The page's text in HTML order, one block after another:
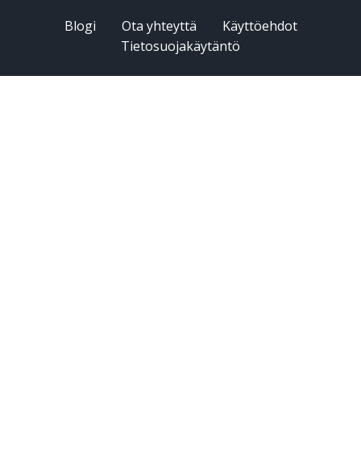
Blogi
Ota yhteyttä
Käyttöehdot
Tietosuojakäytäntö